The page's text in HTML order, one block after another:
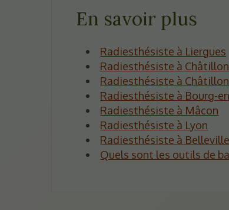
En savoir plus
Radiesthésiste à Liergues
Radiesthésiste à
Radiesthésiste à
Radiesthésiste à Bourg-
Radiesthésiste à Mâcon
Radiesthésiste à Lyon
Radiesthésiste à Belleville
Quels sont les outils de